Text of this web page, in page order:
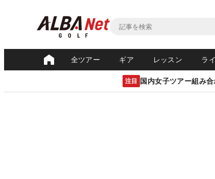
全ツアー ギア レッスン ラ
注目 国内女子ツアー組み